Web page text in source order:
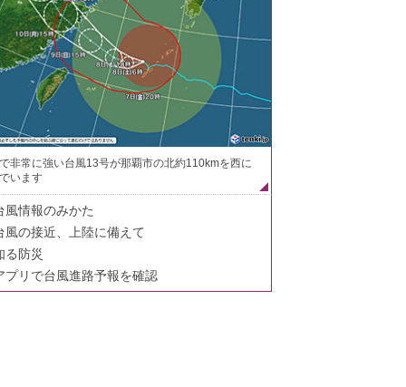
非常に強い台風13号が那覇市の北約110kmを西に
います
風情報のみかた
風の接近、上陸に備えて
る防災
プリで台風進路予報を確認